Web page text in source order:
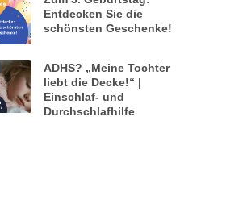
Entdecken Sie die
schönsten Geschenke!
ADHS? „Meine Tochter
liebt die Decke!“ |
Einschlaf- und
Durchschlafhilfe